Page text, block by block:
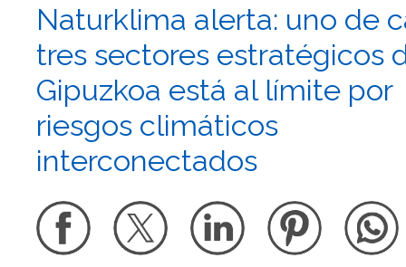
Naturklima alerta: uno de
tres sectores estratégicos
Gipuzkoa está al límite por
riesgos climáticos
interconectados